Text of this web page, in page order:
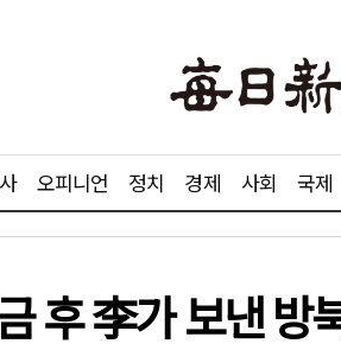
오피니언 정치 경제 사회 국제
후 李가 보낸 방